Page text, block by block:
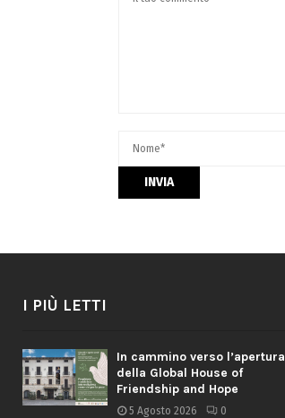
I PIÙ LETTI
In cammino verso l’apertura
della Global House of
Friendship and Hope
5 Agosto 2026 0